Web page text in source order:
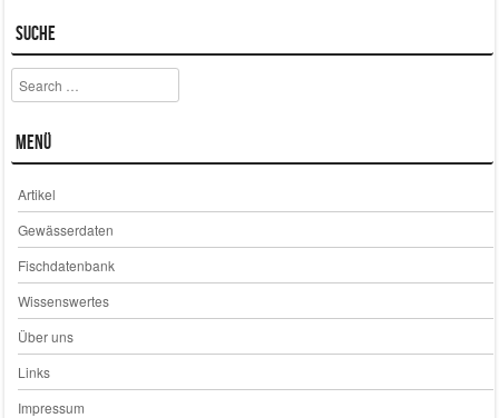
Suche
Search
Menü
Artikel
Gewässerdaten
Fischdatenbank
Wissenswertes
Über uns
Links
Impressum